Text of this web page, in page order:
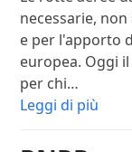
necessarie,
e per l'apporto
europea. Oggi
per chi…
Leggi di più